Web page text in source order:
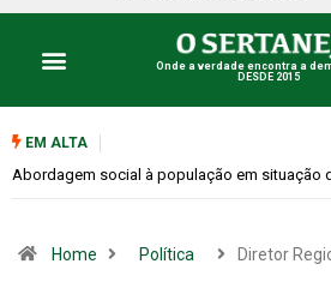
Onde a verdade encontra a
DESDE 2015
EM ALTA
Cemitérios terão horário especial e
Home Política Diretor